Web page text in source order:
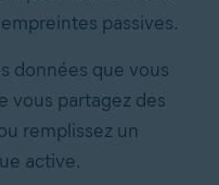
passives.
données que vous
vous partagez des
remplissez un
active.